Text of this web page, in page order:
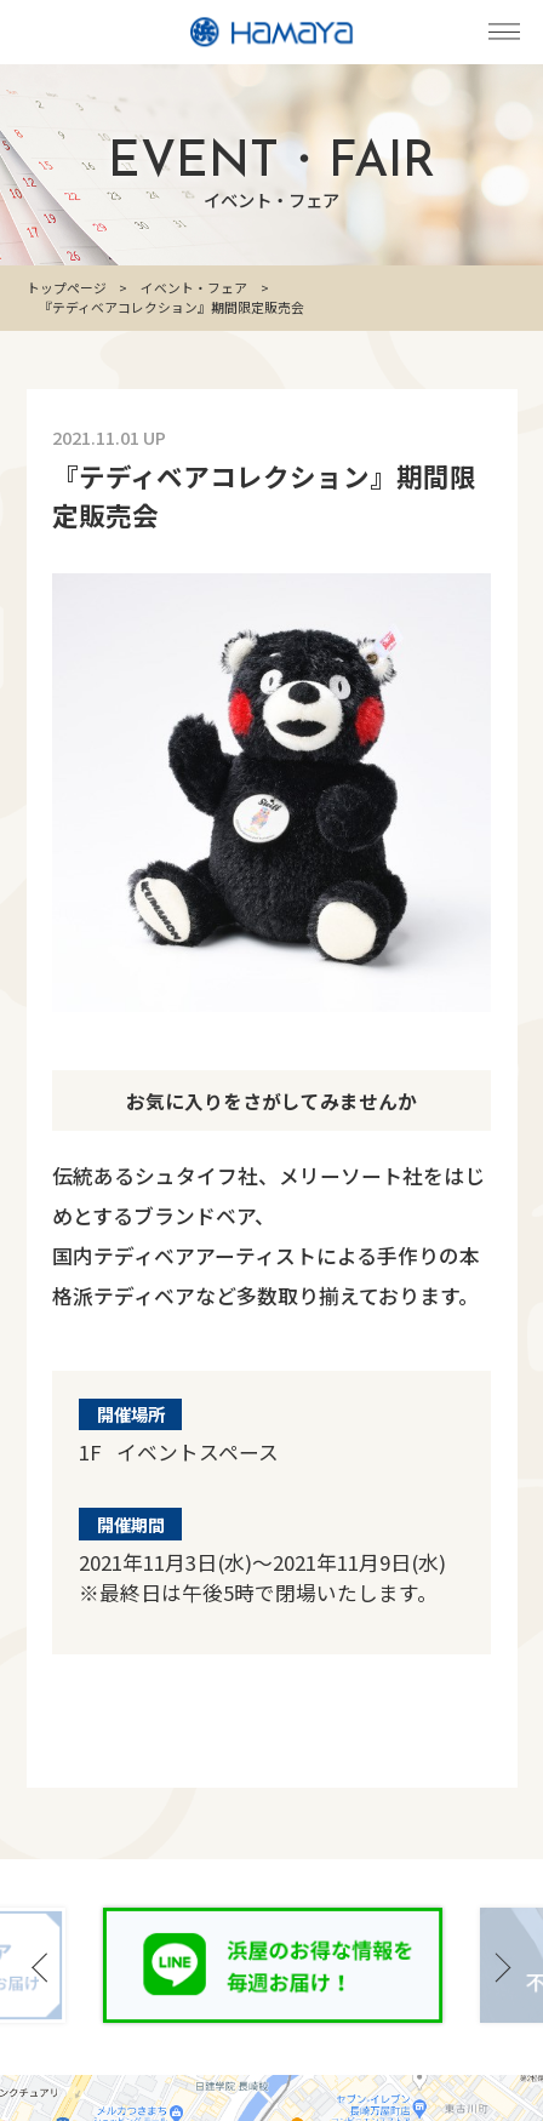
EVENT・FAIR
イベント・フェア
トップページ
イベント・フェア
『テディベアコレクション』期間限定販売会
2021.11.01 UP
『テディベアコレクション』期間限
定販売会
お気に入りをさがしてみませんか
伝統あるシュタイフ社、メリーソート社をはじ
めとするブランドベア、
国内テディベアアーティストによる手作りの本
格派テディベアなど多数取り揃えております。
開催場所
1F イベントスペース
開催期間
2021年11月3日(水)～2021年11月9日(水)
※最終日は午後5時で閉場いたします。